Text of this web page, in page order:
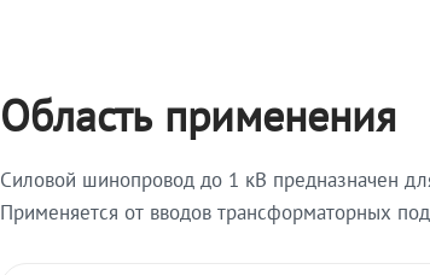
Область применения
Силовой шинопровод до 1 кВ предназначен
Применяется от вводов трансформаторных